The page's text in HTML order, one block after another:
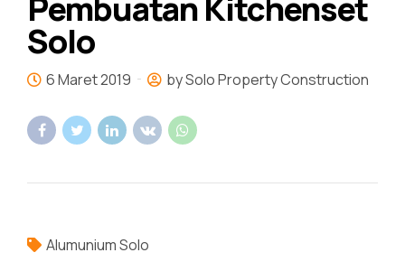
Solo
6 Maret 2019 by Solo Property Construction
Alumunium Solo